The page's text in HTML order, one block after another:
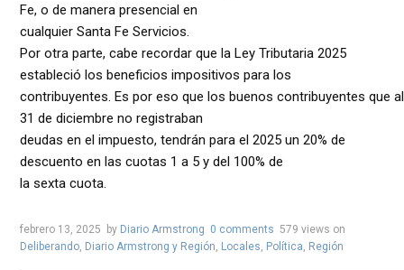
Fe, o de manera presencial en
cualquier Santa Fe Servicios.
Por otra parte, cabe recordar que la Ley Tributaria 2025
estableció los beneficios impositivos para los
contribuyentes. Es por eso que los buenos contribuyentes que al
31 de diciembre no registraban
deudas en el impuesto, tendrán para el 2025 un 20% de
descuento en las cuotas 1 a 5 y del 100% de
la sexta cuota.
febrero 13, 2025 by Diario Armstrong 0 comments 579 views on
Deliberando, Diario Armstrong y Región, Locales, Política, Región